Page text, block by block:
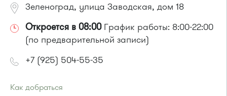
Зеленоград, улица Заводская, дом 18
Откроется в 08:00График работы: 8:00-22:00
(по предварительной записи)
+7 (925) 504-55-35
Как добраться